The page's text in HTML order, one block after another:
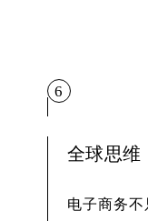
6
全球思维
电子商务